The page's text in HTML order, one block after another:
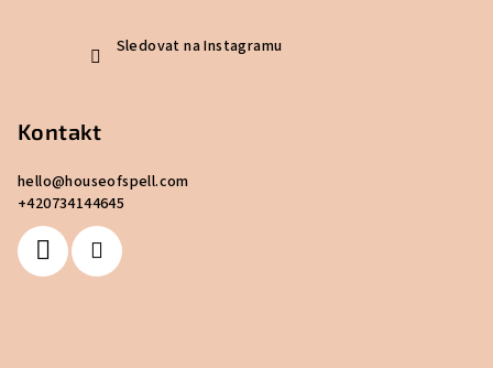
Sledovat na Instagramu
Kontakt
hello@houseofspell.com
+420734144645